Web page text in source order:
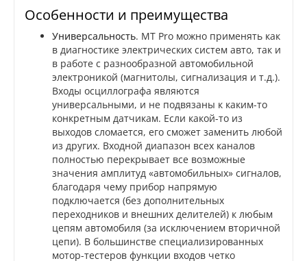
Особенности и преимущества
Универсальность. MT Pro можно применять как
в диагностике электрических систем авто, так и
в работе с разнообразной автомобильной
электроникой (магнитолы, сигнализация и т.д.).
Входы осциллографа являются
универсальными, и не подвязаны к каким-то
конкретным датчикам. Если какой-то из
выходов сломается, его сможет заменить любой
из других. Входной диапазон всех каналов
полностью перекрывает все возможные
значения амплитуд «автомобильных» сигналов,
благодаря чему прибор напрямую
подключается (без дополнительных
переходников и внешних делителей) к любым
цепям автомобиля (за исключением вторичной
цепи). В большинстве специализированных
мотор-тестеров функции входов четко